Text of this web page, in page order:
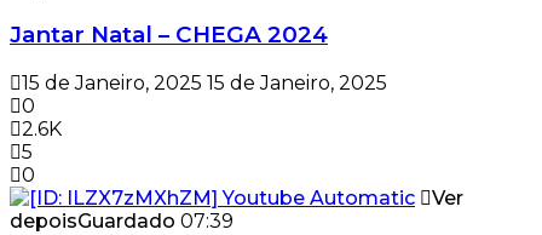
Jantar Natal – CHEGA 2024
15 de Janeiro, 2025 15 de Janeiro, 2025
0
2.6K
5
0
Ver
depoisGuardado 07:39